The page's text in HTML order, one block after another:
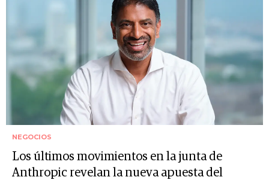
NEGOCIOS
Los últimos movimientos en la junta de
Anthropic revelan la nueva apuesta del